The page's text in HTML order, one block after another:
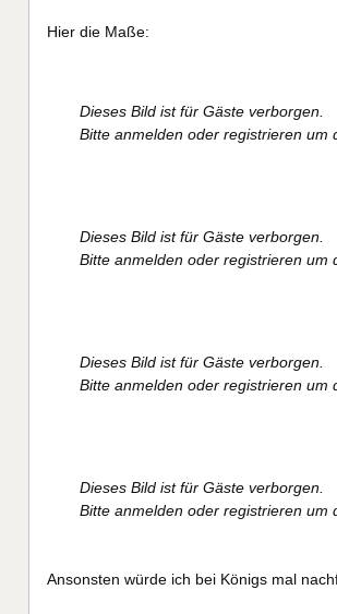
Hier die Maße:
Dieses Bild ist für Gäste verborgen.
Bitte anmelden oder registrieren um
Dieses Bild ist für Gäste verborgen.
Bitte anmelden oder registrieren um
Dieses Bild ist für Gäste verborgen.
Bitte anmelden oder registrieren um
Dieses Bild ist für Gäste verborgen.
Bitte anmelden oder registrieren um
Ansonsten würde ich bei Königs mal